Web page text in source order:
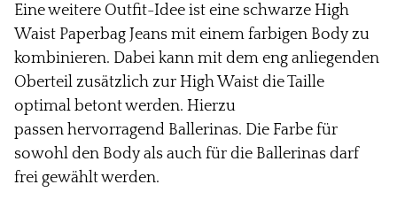
Eine weitere Outfit-Idee ist eine schwarze High
Waist Paperbag Jeans mit einem farbigen Body zu
kombinieren. Dabei kann mit dem eng anliegenden
Oberteil zusätzlich zur High Waist die Taille
optimal betont werden. Hierzu
passen hervorragend Ballerinas. Die Farbe für
sowohl den Bodyals auch für die Ballerinas darf
frei gewählt werden.